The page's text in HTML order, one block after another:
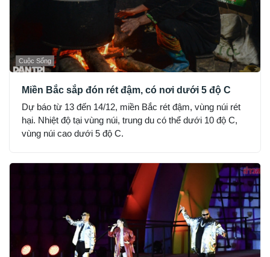
Cuộc Sống
Miền Bắc sắp đón rét đậm, có nơi dưới 5 độ C
Dự báo từ 13 đến 14/12, miền Bắc rét đậm, vùng núi rét
hại. Nhiệt độ tại vùng núi, trung du có thể dưới 10 độ C,
vùng núi cao dưới 5 độ C.